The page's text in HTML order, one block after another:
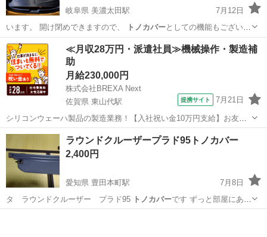
岐阜県 美濃太田駅
7月12日
います。 開け閉めできますので、
トノカバーとしての機能もございま
す。 当方の…
岐阜 美濃加茂市 美濃太田駅 車のパーツ トノカバー
≪月収28万円・派遣社員≫機械操作・製造補
助
月給230,000円
株式会社BREXA Next
佐賀県 東山代駅
提携サイト 7月21日
シリコンウェーハ製品の製造業務！【入社祝い金10万円支給】お友達
やカップルとの応募OK◎年間休日129日＆休出なしでプライベート充
実♪業務はクリーンルームで快適作業◎自社正社員登用制度あり★1食
300円～の格安食堂あり！《佐...
佐賀 伊万里市 東山代駅 その他
ラウンドクルーザープラド95トノカバー
2,400円
愛知県 豊田本町駅
7月8日
タ ラウンドクルーザー プラド95 トノカバーです ずっと部屋にあり
ました 破れは…